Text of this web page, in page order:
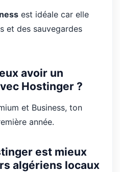
est idéale car elle
et des sauvegardes
avoir un
Hostinger ?
et Business, ton
année.
est mieux
algériens locaux